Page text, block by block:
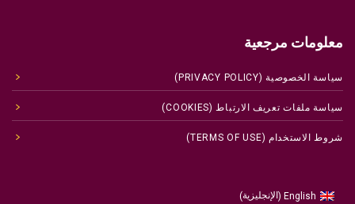
معلومات مرجعية
سياسة الخصوصية (PRIVACY POLICY)
سياسة ملفات تعريف الارتباط (COOKIES)
شروط الاستخدام (TERMS OF USE)
English
(الإنجليزية)